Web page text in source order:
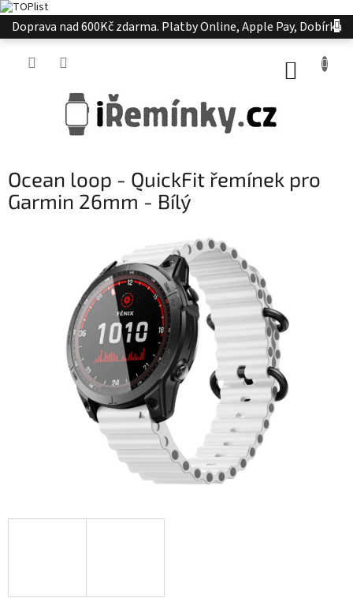
Přejít
na
Doprava nad 600Kč zdarma. Platby Online, Apple Pay, Dobírka
Ocean loop - QuickFit řemínek pro
Garmin 26mm - Bílý